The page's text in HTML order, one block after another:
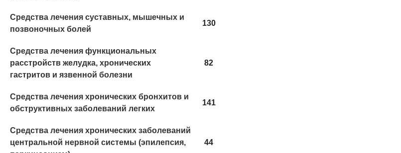
Средства лечения суставных, мышечных и
позвоночных болей
130
Средства лечения функциональных
расстройств желудка, хронических
гастритов и язвенной болезни
82
Средства лечения хронических бронхитов и
обструктивных заболеваний легких
141
Средства лечения хронических заболеваний
центральной нервной системы (эпилепсия,
44